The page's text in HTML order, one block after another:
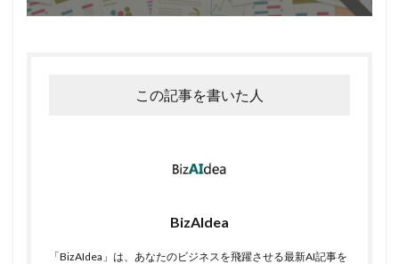
この記事を書いた人
BizAIdea
「BizAIdea」は、あなたのビジネスを飛躍させる最新AI記事を